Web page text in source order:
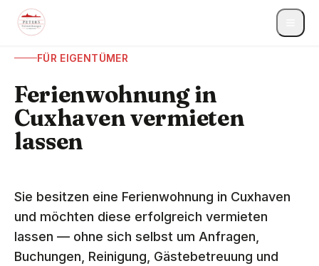
FÜR EIGENTÜMER
Ferienwohnung in
Cuxhaven vermieten
lassen
Sie besitzen eine Ferienwohnung in Cuxhaven
und möchten diese erfolgreich vermieten
lassen — ohne sich selbst um Anfragen,
Buchungen, Reinigung, Gästebetreuung und